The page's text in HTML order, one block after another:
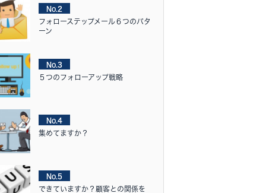
No.2
フォローステップメール６つのパタ
ーン
No.3
５つのフォローアップ戦略
No.4
集めてますか？
No.5
できていますか？顧客との関係を